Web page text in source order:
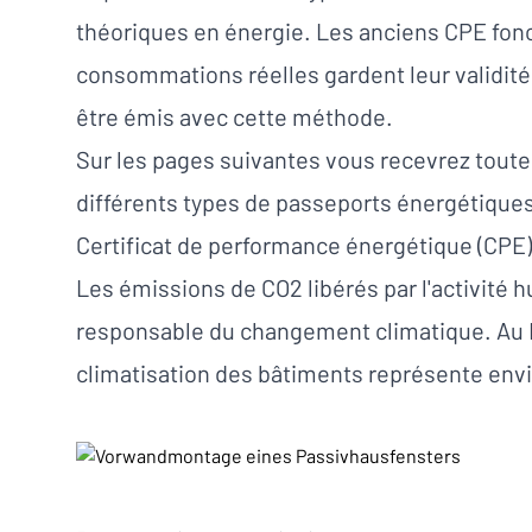
théoriques en énergie. Les anciens CPE
consommations réelles gardent leur
être émis avec cette méthode.
Sur les pages suivantes vous recevrez
différents types de passeports
Certificat de performance énergétique
Les émissions de CO2 libérés par l'activité
responsable du changement climatique.
climatisation des bâtiments représente